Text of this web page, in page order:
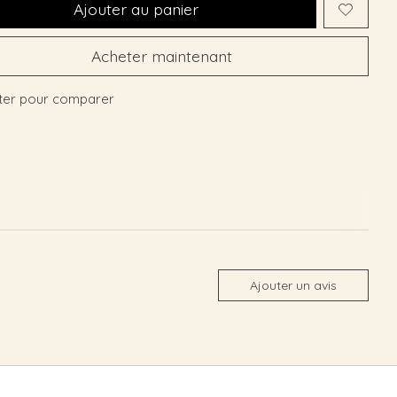
Ajouter au panier
Acheter maintenant
pour comparer
Ajouter un avis